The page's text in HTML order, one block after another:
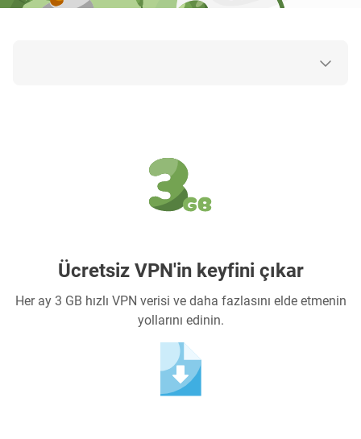
Ücretsiz VPN'in keyfini çıkar
Her ay 3 GB hızlı VPN verisi ve daha fazlasını elde etmenin
yollarını edinin.